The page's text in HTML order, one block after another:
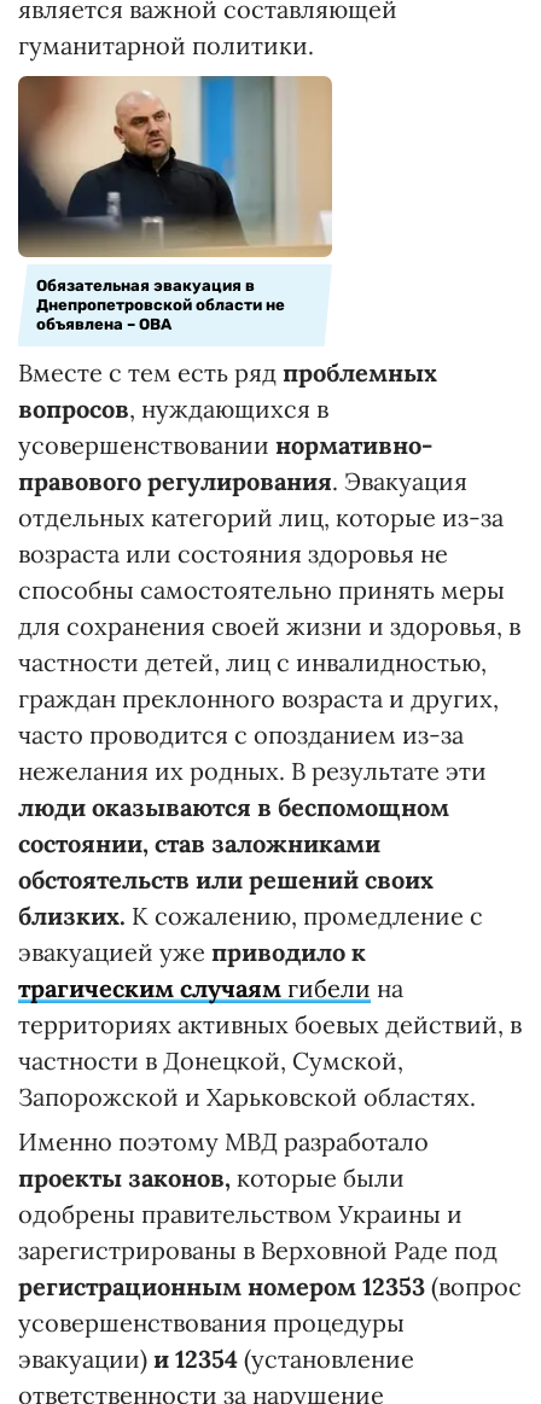
является важной составляющей
гуманитарной политики.
Обязательная эвакуация в
Днепропетровской области не
объявлена – ОВА
Вместе с тем есть ряд проблемных
вопросов, нуждающихся в
усовершенствовании нормативно-
правового регулирования. Эвакуация
отдельных категорий лиц, которые из-за
возраста или состояния здоровья не
способны самостоятельно принять меры
для сохранения своей жизни и здоровья, в
частности детей, лиц с инвалидностью,
граждан преклонного возраста и других,
часто проводится с опозданием из-за
нежелания их родных. В результате эти
люди оказываются в беспомощном
состоянии, став заложниками
обстоятельств или решений своих
близких. К сожалению, промедление с
эвакуацией уже приводило к
трагическим случаям гибели на
территориях активных боевых действий, в
частности в Донецкой, Сумской,
Запорожской и Харьковской областях.
Именно поэтому МВД разработало
проекты законов, которые были
одобрены правительством Украины и
зарегистрированы в Верховной Раде под
регистрационным номером 12353 (вопрос
усовершенствования процедуры
эвакуации) и 12354 (установление
ответственности за нарушение